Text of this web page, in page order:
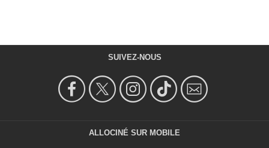
SUIVEZ-NOUS
ALLOCINÉ SUR MOBILE